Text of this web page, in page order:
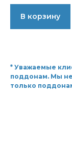
В корзину
* Уважаемые
поддонам. Мы
только